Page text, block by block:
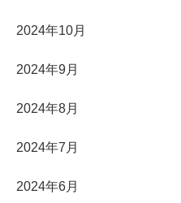
2024年10月
2024年9月
2024年8月
2024年7月
2024年6月